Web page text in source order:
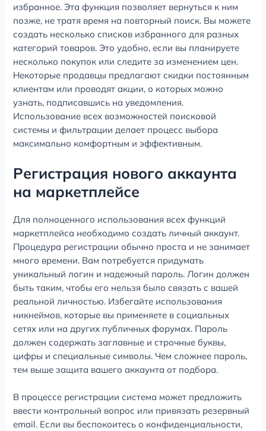
избранное. Эта функция позволяет вернуться к ним
позже, не тратя время на повторный поиск. Вы можете
создать несколько списков избранного для разных
категорий товаров. Это удобно, если вы планируете
несколько покупок или следите за изменением цен.
Некоторые продавцы предлагают скидки постоянным
клиентам или проводят акции, о которых можно
узнать, подписавшись на уведомления.
Использование всех возможностей поисковой
системы и фильтрации делает процесс выбора
максимально комфортным и эффективным.
Регистрация нового аккаунта
на маркетплейсе
Для полноценного использования всех функций
маркетплейса необходимо создать личный аккаунт.
Процедура регистрации обычно проста и не занимает
много времени. Вам потребуется придумать
уникальный логин и надежный пароль. Логин должен
быть таким, чтобы его нельзя было связать с вашей
реальной личностью. Избегайте использования
никнеймов, которые вы применяете в социальных
сетях или на других публичных форумах. Пароль
должен содержать заглавные и строчные буквы,
цифры и специальные символы. Чем сложнее пароль,
тем выше защита вашего аккаунта от подбора.
В процессе регистрации система может предложить
ввести контрольный вопрос или привязать резервный
email. Если вы беспокоитесь о конфиденциальности,